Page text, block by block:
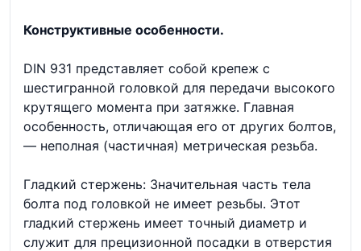
Конструктивные особенности.
DIN 931 представляет собой крепеж с
шестигранной головкой для передачи высокого
крутящего момента при затяжке. Главная
особенность, отличающая его от других болтов,
— неполная (частичная) метрическая резьба.
Гладкий стержень: Значительная часть тела
болта под головкой не имеет резьбы. Этот
гладкий стержень имеет точный диаметр и
служит для прецизионной посадки в отверстия